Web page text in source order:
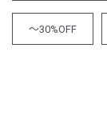
～30%OFF